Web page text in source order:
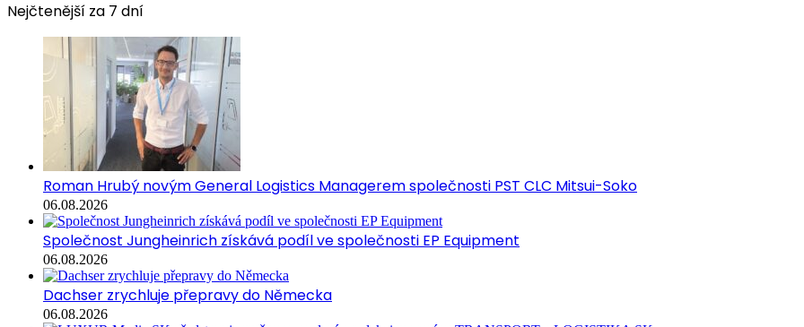
Nejčtenější za 7 dní
Roman Hrubý novým General Logistics Managerem společnosti PST CLC Mitsui-Soko
06.08.2026
Společnost Jungheinrich získává podíl ve společnosti EP Equipment
06.08.2026
Dachser zrychluje přepravy do Německa
06.08.2026